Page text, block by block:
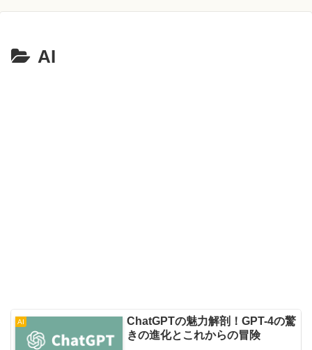
AI
AI
ChatGPTの魅力解剖！GPT-4の驚
きの進化とこれからの冒険